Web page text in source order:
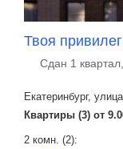
Твоя
Сдан 1
Екатеринбург,
Квартиры (3) от
2 комн. (2):